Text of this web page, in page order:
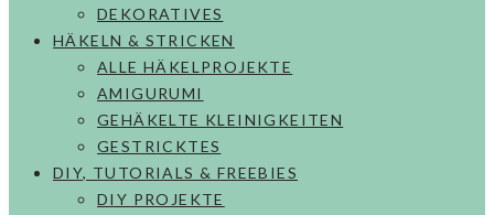
DEKORATIVES
HÄKELN & STRICKEN
ALLE HÄKELPROJEKTE
AMIGURUMI
GEHÄKELTE KLEINIGKEITEN
GESTRICKTES
DIY, TUTORIALS & FREEBIES
DIY PROJEKTE